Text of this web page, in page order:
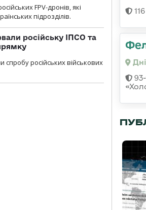
FPV-дронів, які
підрозділів.
російську ІПСО та
спробу російських військових